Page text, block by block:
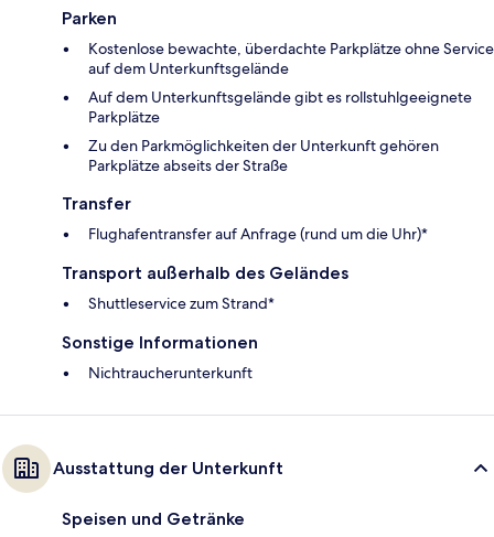
Parken
Kostenlose bewachte, überdachte Parkplätze ohne Service
auf dem Unterkunftsgelände
Auf dem Unterkunftsgelände gibt es rollstuhlgeeignete
Parkplätze
Zu den Parkmöglichkeiten der Unterkunft gehören
Parkplätze abseits der Straße
Transfer
Flughafentransfer auf Anfrage (rund um die Uhr)*
Transport außerhalb des Geländes
Shuttleservice zum Strand*
Sonstige Informationen
Nichtraucherunterkunft
Ausstattung der Unterkunft
Speisen und Getränke